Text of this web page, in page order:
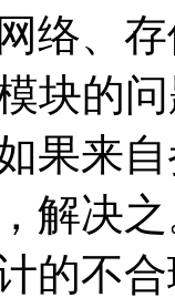
络、
块的
果来
解决
的不